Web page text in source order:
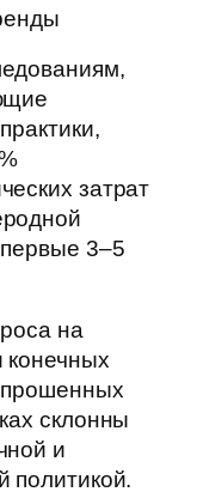
затрат
3–5
на
конечных
склонны
и
политикой.